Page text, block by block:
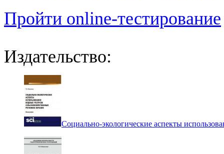
Пройти online-тестирование
Издательство:
Социально-экологические аспекты